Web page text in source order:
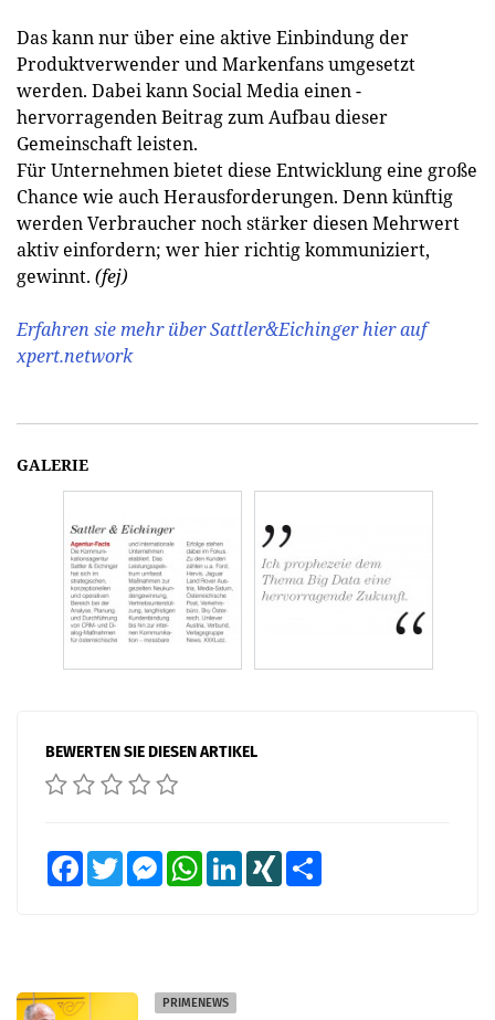
Das kann nur über eine aktive Einbindung der
Produktverwender und Markenfans umgesetzt
werden. Dabei kann Social Media einen ­
hervorragenden Beitrag zum Aufbau dieser
Gemeinschaft leisten.
Für Unternehmen bietet diese Entwicklung eine große
Chance wie auch Herausforderungen. Denn künftig
werden Verbraucher noch stärker diesen Mehrwert
aktiv einfordern; wer hier richtig kommuniziert,
gewinnt. (fej)
Erfahren sie mehr über Sattler&Eichinger hier auf
xpert.network
GALERIE
BEWERTEN SIE DIESEN ARTIKEL
FacebookTwitter MessengerWhatsAppLinkedInXING
PRIMENEWS